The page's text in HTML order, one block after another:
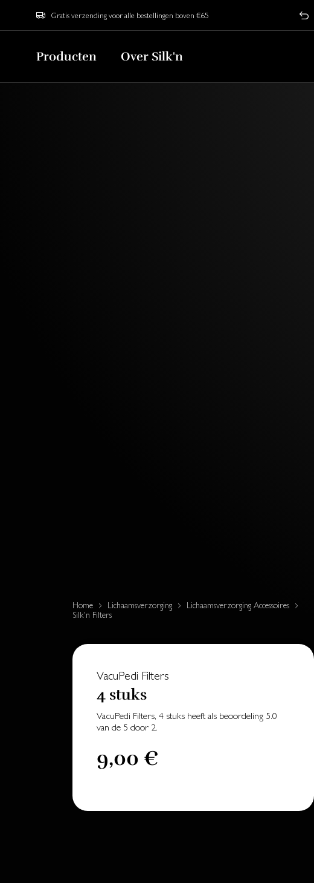
Gratis verzending voor alle bestellingen boven €65
Producten Over Silk'n
Home Lichaamsverzorging
Lichaamsverzorging Accessoires
Silk'n Filters
VacuPedi Filters
4 stuks
VacuPedi Filters, 4 stuks heeft als beoordeling 5.0
van de 5 door 2.
9,00 €